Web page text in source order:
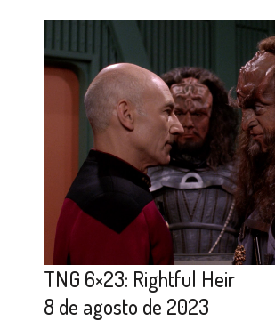
TNG 6×23: Rightful Heir
8 de agosto de 2023